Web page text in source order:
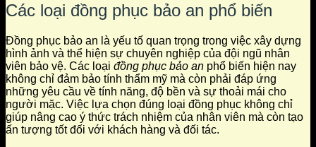
Các loại đồng phục bảo an phổ biến
Đồng phục bảo an là yếu tố quan trọng trong việc xây dựng
hình ảnh và thể hiện sự chuyên nghiệp của đội ngũ nhân
viên bảo vệ. Các loại đồng phục bảo an phổ biến hiện nay
không chỉ đảm bảo tính thẩm mỹ mà còn phải đáp ứng
những yêu cầu về tính năng, độ bền và sự thoải mái cho
người mặc. Việc lựa chọn đúng loại đồng phục không chỉ
giúp nâng cao ý thức trách nhiệm của nhân viên mà còn tạo
ấn tượng tốt đối với khách hàng và đối tác.